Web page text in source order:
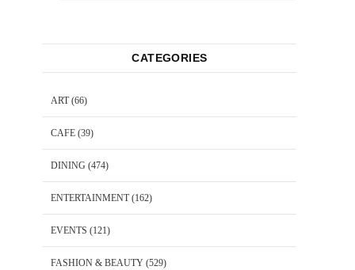
CATEGORIES
ART(66)
CAFE (39)
DINING (474)
ENTERTAINMENT(162)
EVENTS (121)
FASHION & BEAUTY (529)